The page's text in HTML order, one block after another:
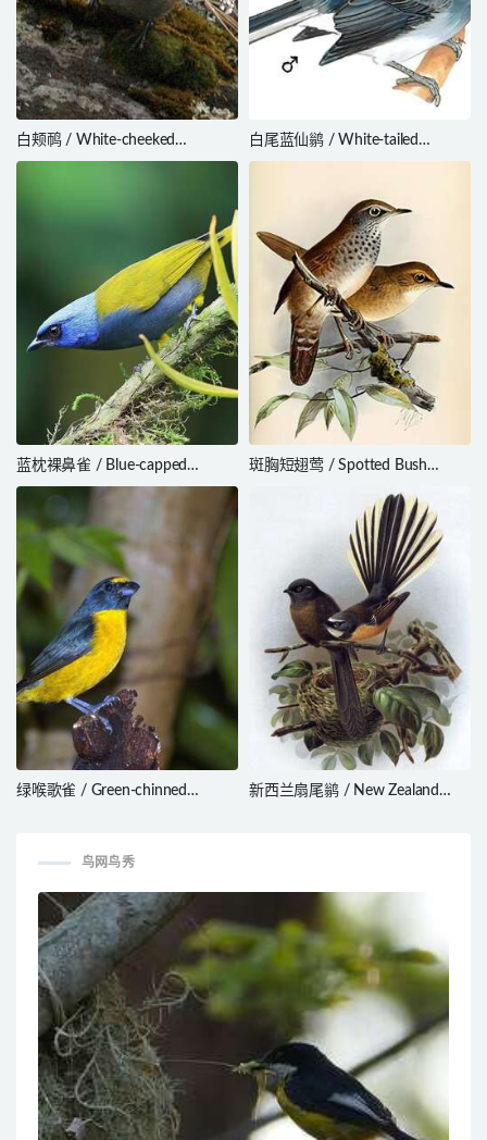
白颊䴓 / White-cheeked
Nuthatch / Sitta leucopsis
白尾蓝仙鹟 / White-tailed
Flycatcher / Cyornis concretus
蓝枕裸鼻雀 / Blue-capped
Tanager / Sporathraupis
cyanocephala
斑胸短翅莺 / Spotted Bush
绿喉歌雀 / Green-chinned
新西兰扇尾鹟 / New Zealand
鸟网鸟秀